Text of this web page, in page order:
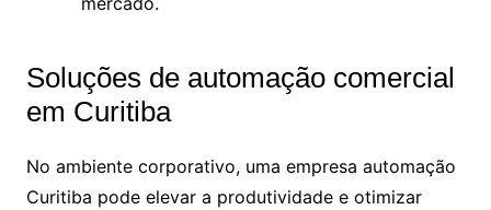
Soluções de automação comercial
em Curitiba
No ambiente corporativo, uma empresa automação
Curitiba pode elevar a produtividade e otimizar